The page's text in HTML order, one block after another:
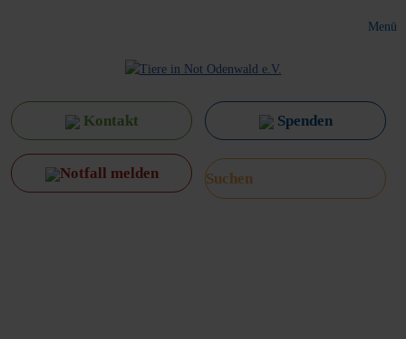
Menü
Kontakt Spenden
Notfall melden